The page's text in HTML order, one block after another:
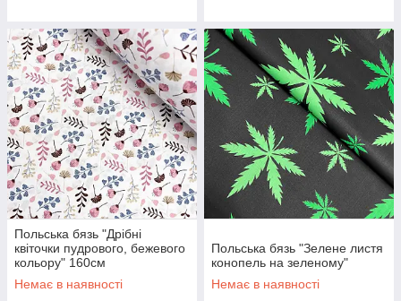
Польська бязь "Дрібні
квіточки пудрового, бежевого
кольору" 160см
Немає в наявності
Польська бязь "Зелене листя
конопель на зеленому"
Немає в наявності